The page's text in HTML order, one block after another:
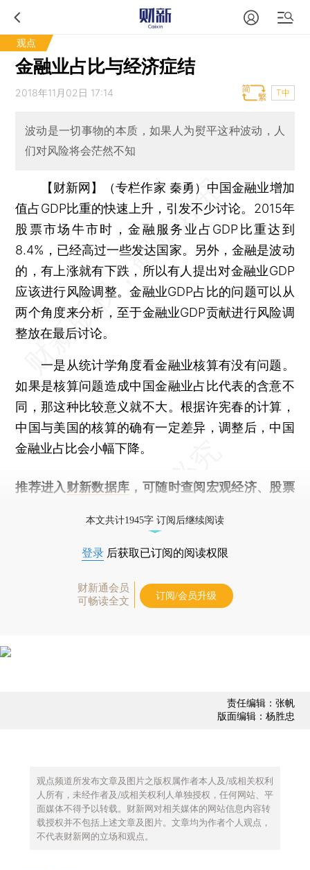
观点
金融业占比与经济症结
2018年11月02日 17:14 T中
波动是一切事物的本质，如果人为熨平这种波动，人
们对风险将会茫然不知
【财新网】（专栏作家 秦勇） 中国金融业增加
值占GDP比重的快速上升，引发不少讨论。2015年
股票市场牛市时，金融服务业占GDP比重达到
8.4%，已经高过一些发达国家。另外，金融是波动
的，有上涨就有下跌，所以有人提出对金融业GDP
应该进行风险调整。金融业GDP占比的问题可以从
两个角度来分析，至于金融业GDP贡献进行风险调
整放在最后讨论。
一是从统计学角度看金融业核算有没有问题。
如果是核算问题造成中国金融业占比代表的含意不
同，那这种比较意义就不大。根据许宪春的计算，
中国与美国的核算的确有一定差异，调整后，中国
金融业占比会小幅下降。
推荐进入 财新数据库 ，可随时查阅宏观经济、股票
本文共计1945字 订阅后继续阅读
登录 后获取已订阅的阅读权限
财新通会员
可畅读全文
订阅/会员升级
责任编辑：张帆
版面编辑：杨胜忠
观点频道所发布文章及图片之版权属作者本人及/或相关权利
人所有，未经作者及/或相关权利人单独授权，任何网站、平
面媒体不得予以转载。财新网对相关媒体的网站信息内容转
载授权并不包括上述文章及图片。文章均为作者个人观点，
不代表财新网的立场和观点。